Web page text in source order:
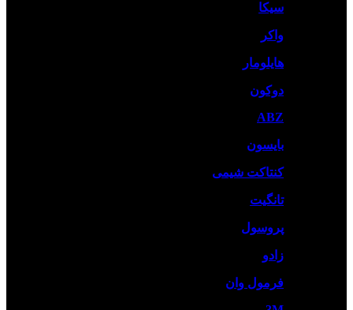
سیکا
واکر
هایلومار
دوکون
ABZ
بایسون
کنتاکت شیمی
تانگیت
پروسول
زادو
فرمول وان